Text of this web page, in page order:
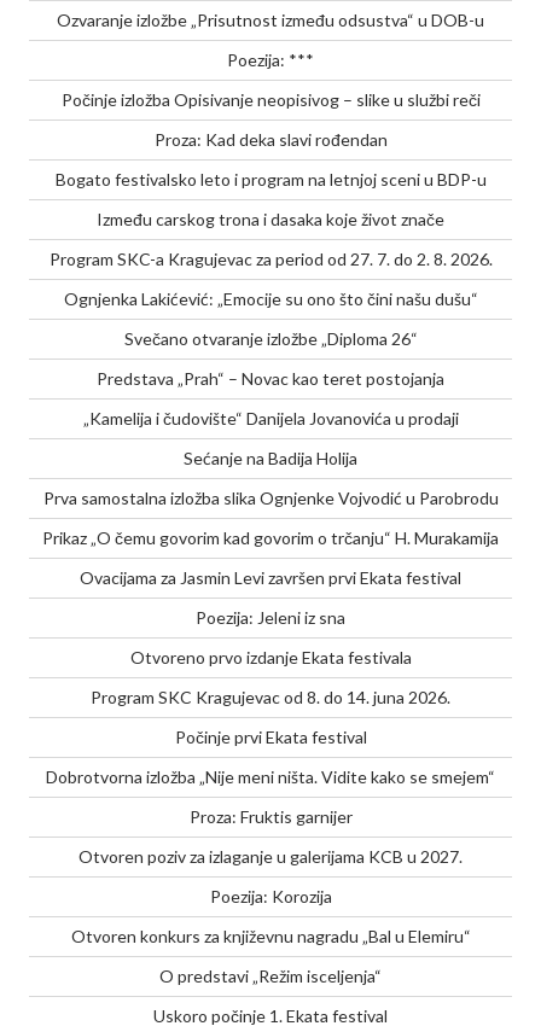
Ozvaranje izložbe „Prisutnost između odsustva“ u DOB-u
Poezija: ***
Počinje izložba Opisivanje neopisivog – slike u službi reči
Proza: Kad deka slavi rođendan
Bogato festivalsko leto i program na letnjoj sceni u BDP-u
Između carskog trona i dasaka koje život znače
Program SKC-a Kragujevac za period od 27. 7. do 2. 8. 2026.
Ognjenka Lakićević: „Emocije su ono što čini našu dušu“
Svečano otvaranje izložbe „Diploma 26“
Predstava „Prah“ – Novac kao teret postojanja
„Kamelija i čudovište“ Danijela Jovanovića u prodaji
Sećanje na Badija Holija
Prva samostalna izložba slika Ognjenke Vojvodić u Parobrodu
Prikaz „O čemu govorim kad govorim o trčanju“ H. Murakamija
Ovacijama za Jasmin Levi završen prvi Ekata festival
Poezija: Jeleni iz sna
Otvoreno prvo izdanje Ekata festivala
Program SKC Kragujevac od 8. do 14. juna 2026.
Počinje prvi Ekata festival
Dobrotvorna izložba „Nije meni ništa. Vidite kako se smejem“
Proza: Fruktis garnijer
Otvoren poziv za izlaganje u galerijama KCB u 2027.
Poezija: Korozija
Otvoren konkurs za književnu nagradu „Bal u Elemiru“
O predstavi „Režim isceljenja“
Uskoro počinje 1. Ekata festival